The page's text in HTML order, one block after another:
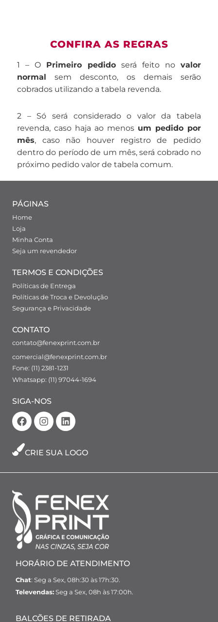
CONFIRA AS REGRAS
1 – O Primeiro pedido será feito no valor
normal
sem desconto, os demais serão
cobrados utilizando a tabela revenda.
2 – Só será considerado o valor da tabela
revenda, caso haja ao menos um pedido por
mês, caso não houver registro de pedido
dentro do período de um mês, será cobrado no
próximo pedido valor de tabela comum.
PÁGINAS
Home
Loja
Minha Conta
Seja um revendedor
TERMOS E CONDIÇÕES
Políticas de Entrega
Políticas de Troca e Devolução
Segurança e Privacidade
CONTATO
contato@fenexprint.com.br
comercial@fenexprint.com.br
Fone: (11) 2381-1231
Whatsapp: (11) 97044-1694
SIGA-NOS
CRIE SUA LOGO
HORÁRIO DE ATENDIMENTO
Chat: Seg a Sex, 08h:30 às 17h:30.
Televendas:Seg a Sex, 08h às 17:00h.
BALCÕES DE RETIRADA